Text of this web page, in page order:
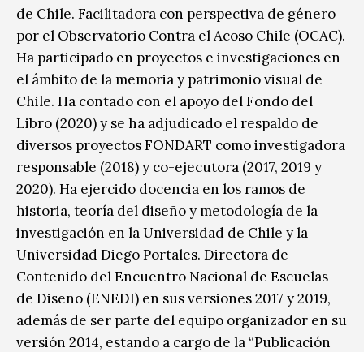
de Chile. Facilitadora con perspectiva de género
por el Observatorio Contra el Acoso Chile (OCAC).
Ha participado en proyectos e investigaciones en
el ámbito de la memoria y patrimonio visual de
Chile. Ha contado con el apoyo del Fondo del
Libro (2020) y se ha adjudicado el respaldo de
diversos proyectos FONDART como investigadora
responsable (2018) y co-ejecutora (2017, 2019 y
2020). Ha ejercido docencia en los ramos de
historia, teoría del diseño y metodología de la
investigación en la Universidad de Chile y la
Universidad Diego Portales. Directora de
Contenido del Encuentro Nacional de Escuelas
de Diseño (ENEDI) en sus versiones 2017 y 2019,
además de ser parte del equipo organizador en su
versión 2014, estando a cargo de la “Publicación